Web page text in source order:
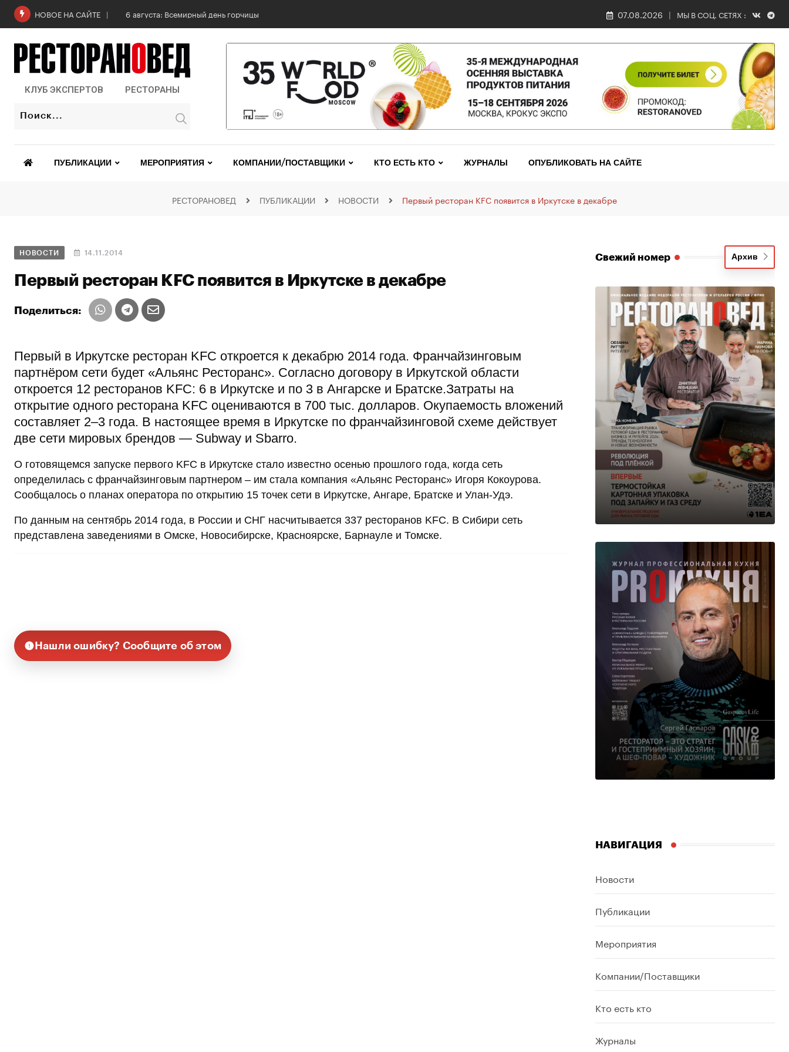
НОВОЕ НА САЙТЕ 6 августа: Всемирный день горчицы 07.08.2026 МЫ В СОЦ. СЕТЯХ :
КЛУБ ЭКСПЕРТОВ РЕСТОРАНЫ
ПУБЛИКАЦИИ МЕРОПРИЯТИЯ КОМПАНИИ/ПОСТАВЩИКИ КТО ЕСТЬ КТО ЖУРНАЛЫ ОПУБЛИКОВАТЬ НА САЙТЕ
РЕСТОРАНОВЕД ПУБЛИКАЦИИ НОВОСТИ Первый ресторан KFC появится в Иркутске в декабре
НОВОСТИ 14.11.2014
Первый ресторан KFC появится в Иркутске в декабре
Поделиться:
Первый в Иркутске ресторан KFC откроется к декабрю 2014 года. Франчайзинговым
партнёром сети будет «Альянс Ресторанс». Согласно договору в Иркутской области
откроется 12 ресторанов KFC: 6 в Иркутске и по 3 в Ангарске и Братске.Затраты на
открытие одного ресторана KFC оцениваются в 700 тыс. долларов. Окупаемость вложений
составляет 2–3 года. В настоящее время в Иркутске по франчайзинговой схеме действует
две сети мировых брендов — Subway и Sbarro.
О готовящемся запуске первого KFC в Иркутске стало известно осенью прошлого года, когда сеть
определилась с франчайзинговым партнером – им стала компания «Альянс Ресторанс» Игоря Кокоурова.
Сообщалось о планах оператора по открытию 15 точек сети в Иркутске, Ангаре, Братске и Улан-Удэ.
По данным на сентябрь 2014 года, в России и СНГ насчитывается 337 ресторанов KFC. В Сибири сеть
представлена заведениями в Омске, Новосибирске, Красноярске, Барнауле и Томске.
Нашли ошибку? Сообщите об этом
Свежий номер Архив
НАВИГАЦИЯ
Новости
Публикации
Мероприятия
Компании/Поставщики
Кто есть кто
Журналы